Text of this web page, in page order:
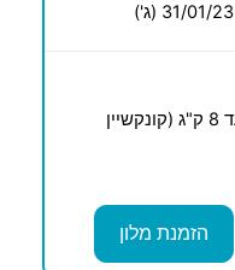
31/01/23 (ג')
טיסות עם פגסוס כולל טרולי עד 8 ק"ג (קונקשיין
הזמנת מלון